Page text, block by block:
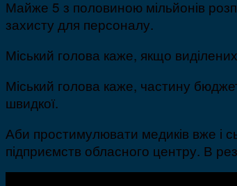
Майже 5 з половиною мільйонів
захисту для персоналу.
Міський голова каже, якщо
Міський голова каже, частину
швидкої.
Аби простимулювати медиків вже і
підприємств обласного центру. В